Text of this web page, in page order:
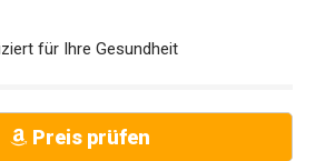
für Ihre Gesundheit
Preis prüfen